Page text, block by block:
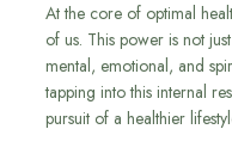
At the core of optimal
of us. This power is not
mental, emotional, and
tapping into this internal
pursuit of a healthier